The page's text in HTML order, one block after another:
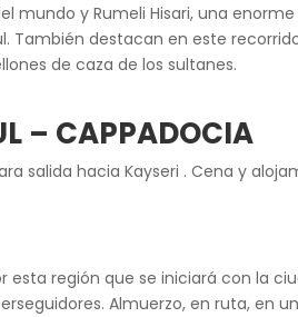
y Rumeli Hisari, una
destacan en este
de caza de los sultanes.
– CAPPADOCIA
salida hacia Kayseri . Cena y
esta región que se iniciará con la
Almuerzo, en ruta, en